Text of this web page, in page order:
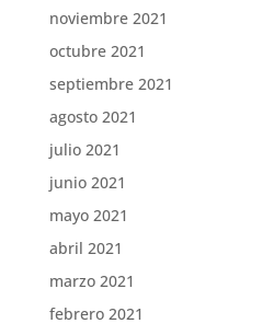
noviembre 2021
octubre 2021
septiembre 2021
agosto 2021
julio 2021
junio 2021
mayo 2021
abril 2021
marzo 2021
febrero 2021